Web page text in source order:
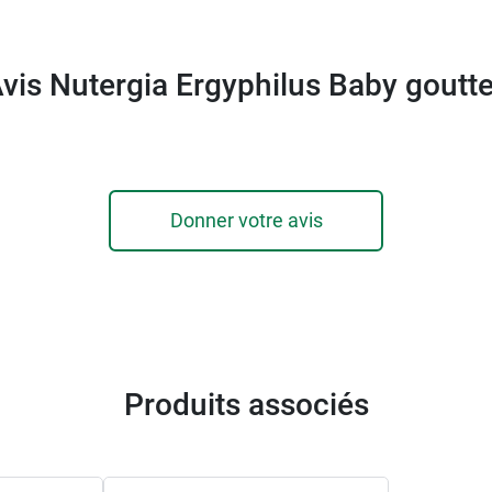
Nutergia Ergyphilus Baby
Donner votre avis
Produits associés